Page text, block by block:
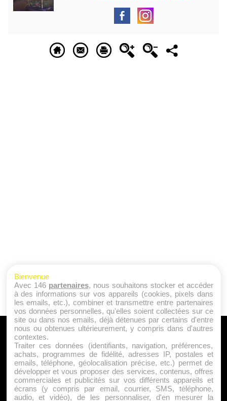
A PROPOS
Qui sommes nous ?
Mentions Légales
Publicité
Politique de Cookies
Bienvenue
Avec 146 partenaires, nous souhaitons stocker et accéder
à des informations sur vos appareils (cookies, pixels dans
les emails, etc.), combiner et transmettre entre partenaires
vos données personnelles, qu'elles soient collectées sur ce
site ou dans nos emails, déjà détenues par certains d'entre
nous ou obtenues ultérieurement, y compris dans d'autres
contextes.
Traiter ces données (identifiants, navigation, préférences,
achats, programmes de fidélité, adresses IP, postales et
emails, téléphone, géolocalisation précise, etc.) permet de
développer et vous proposer des services, contenus, offres
commerciales et publicités sur vos différents appareils et
écrans (y compris par email, courrier, SMS, téléphone,
audio, et vidéo), de les personnaliser, d'en mesurer la